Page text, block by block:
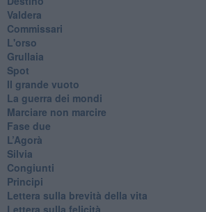
Valdera
Commissari
L'orso
Grullaia
Spot
​Il grande vuoto
​La guerra dei mondi
Marciare non marcire
Fase due
L’Agorà
Silvia
Congiunti
Principi
​Lettera sulla brevità della vita
​Lettera sulla felicità